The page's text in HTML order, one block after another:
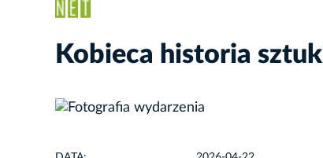
Kobieca historia